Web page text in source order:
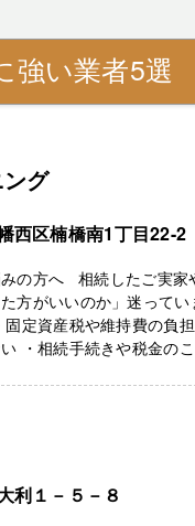
強い業者5選
グ
西区楠橋南1丁目22-2
の方へ 相続したご実家
た方がいいのか」迷って
定資産税や維持費の負
・相続手続きや税金の
利１－５－８